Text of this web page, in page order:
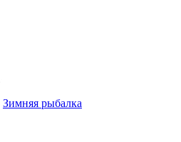
Зимняя рыбалка